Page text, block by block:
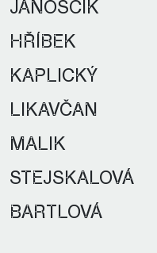
Knihy
Archivy
VVP
JANOŠČÍK
HŘÍBEK
KAPLICKÝ
LIKAVČAN
MALIK
STEJSKALOVÁ
BARTLOVÁ